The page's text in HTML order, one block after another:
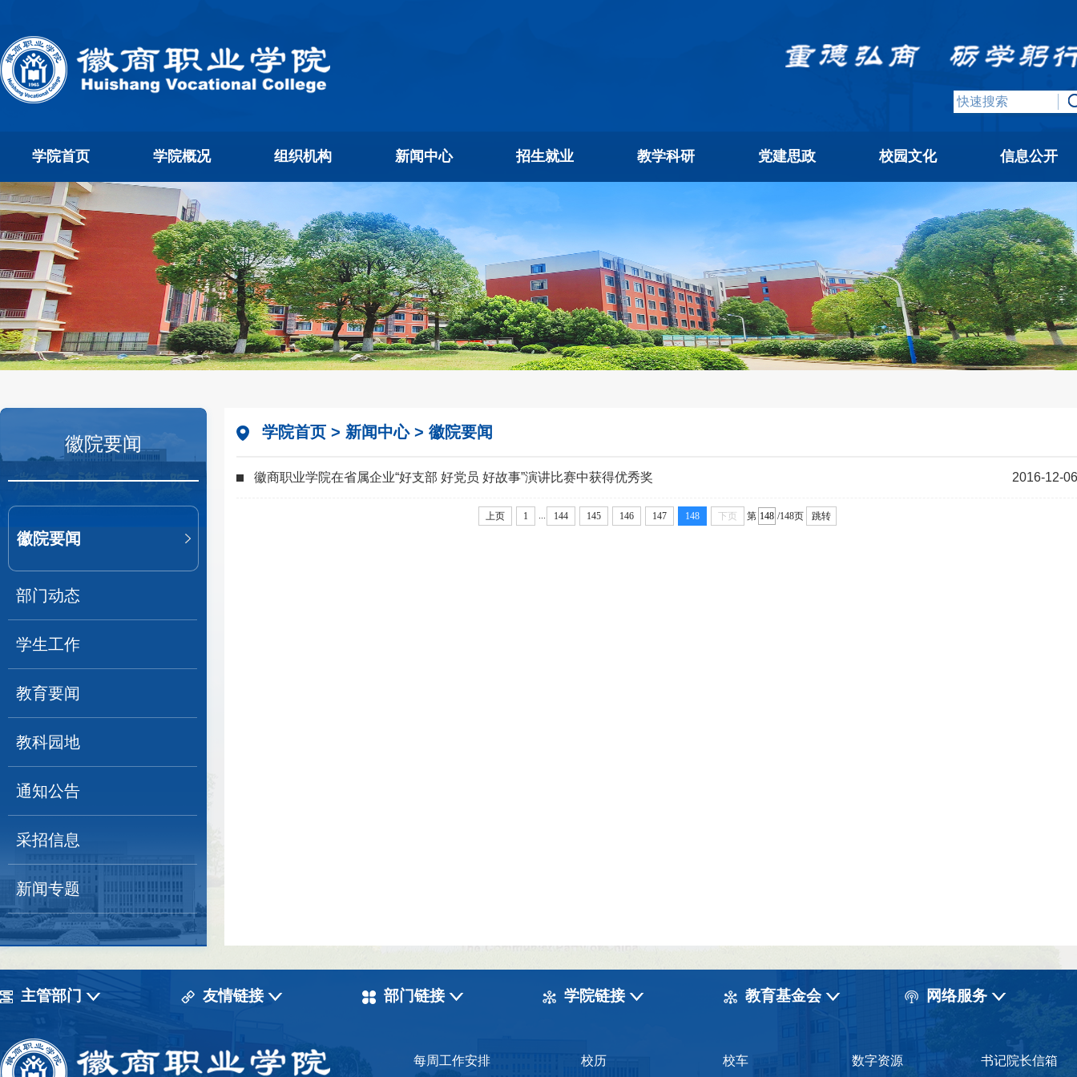
学院首页 学院概况 组织机构 新闻中心 招生就业 教学科研 党建思政 校园文化 信息公开
徽院要闻
徽院要闻
部门动态
学生工作
教育要闻
教科园地
通知公告
采招信息
新闻专题
学院首页 > 新闻中心> 徽院要闻
徽商职业学院在省属企业“好支部 好党员 好故事”演讲比赛中获得优秀奖 2016-12-06
上页 1 ... 144 145 146 147 148 下页 第 /148页 跳转
主管部门 友情链接 部门链接 学院链接 教育基金会 网络服务
每周工作安排 校历 校车 数字资源 书记院长信箱